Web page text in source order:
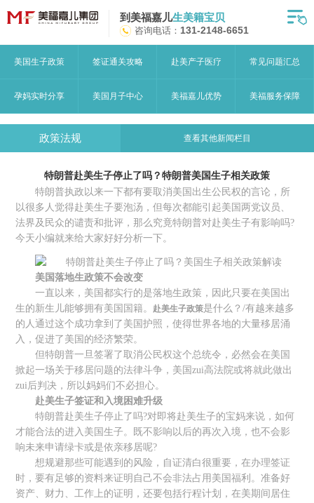
到美福嘉儿生美籍宝贝
咨询电话： 131-2148-6651
美国生子政策 签证通关攻略 赴美产子医疗 常见问题汇总
孕妈实时分享 美国月子中心 美福嘉儿优势 美福服务保障
政策法规 查看其他新闻栏目
特朗普赴美生子停止了吗？特朗普美国生子相关政策
特朗普执政以来一下都有要取消美国出生公民权的言论，所
以很多人觉得赴美生子要泡汤，但每次都能引起美国两党议员、
法界及民众的谴责和批评，那么究竟特朗普对赴美生子有影响吗?
今天小编就来给大家好好分析一下。
美国落地生政策不会改变
一直以来，美国都实行的是落地生政策，因此只要在美国出
生的新生儿能够拥有美国国籍。 赴美生子政策是什么？/有越来越多
的人通过这个成功拿到了美国护照，使得世界各地的大量移居涌
入，促进了美国的经济繁荣。
但特朗普一旦签署了取消公民权这个总统令，必然会在美国
掀起一场关于移居问题的法律斗争，美国zui高法院或将就此做出
zui后判决，所以妈妈们不必担心。
赴美生子签证和入境困难升级
特朗普赴美生子停止了吗?对即将赴美生子的宝妈来说，如何
才能合法的进入美国生子。既不影响以后的再次入境，也不会影
响未来申请绿卡或是依亲移居呢?
想规避那些可能遇到的风险，自证清白很重要，在办理签证
时，要有足够的资料来证明自己不会非法占用美国福利。准备好
资产、财力、工作上的证明，还要包括行程计划，在美期间居住
首页
月子中心服务
宝妈见证
赴美攻略